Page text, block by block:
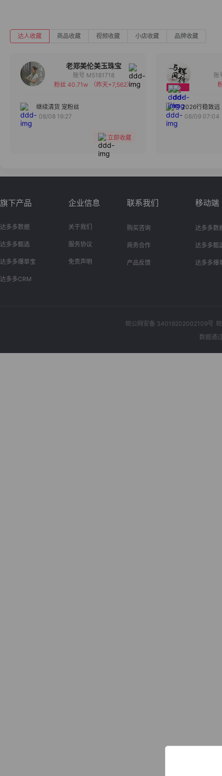
达人收藏 商品收藏 视频收藏 小店收藏 品牌收藏
老郑美伦美玉珠宝
备注
账号 M5181718
粉丝 40.71w
（昨天+7,562）
继续清货 宠粉丝
08/08 19:27
立即收藏
2026行稳致远
08/09 07:04
旗下产品
达多多数据
达多多甄选
达多多爆单宝
达多多CRM
企业信息
关于我们
服务协议
免责声明
联系我们
购买咨询
商务合作
产品反馈
移动端
达多多数
达多多甄
达多多爆
皖公网安备 34019202002109号
数据通